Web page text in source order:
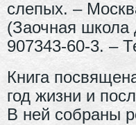
слепых. –
(Заочная школа
907343-60-3. –
Книга
год жизни и
В ней собраны